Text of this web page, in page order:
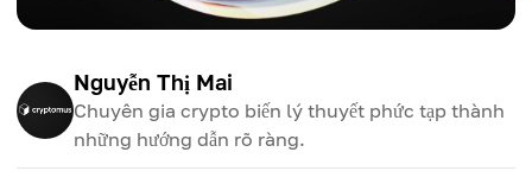
Nguyễn Thị Mai
Chuyên gia crypto biến lý thuyết phức tạp thành
những hướng dẫn rõ ràng.